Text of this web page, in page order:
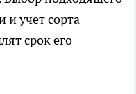
и учет сорта
срок его